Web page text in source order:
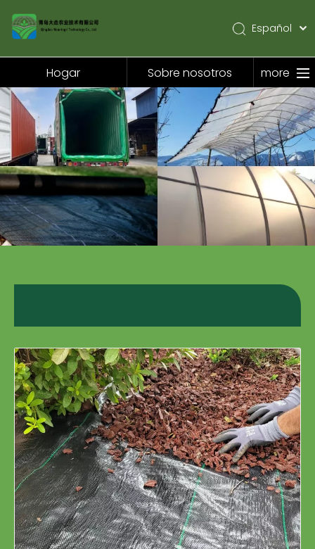
Hogar
Sobre nosotros
Productos
Solicitud
Noticias
Contáctenos
Español
Pусский
Hogar Sobre nosotros more